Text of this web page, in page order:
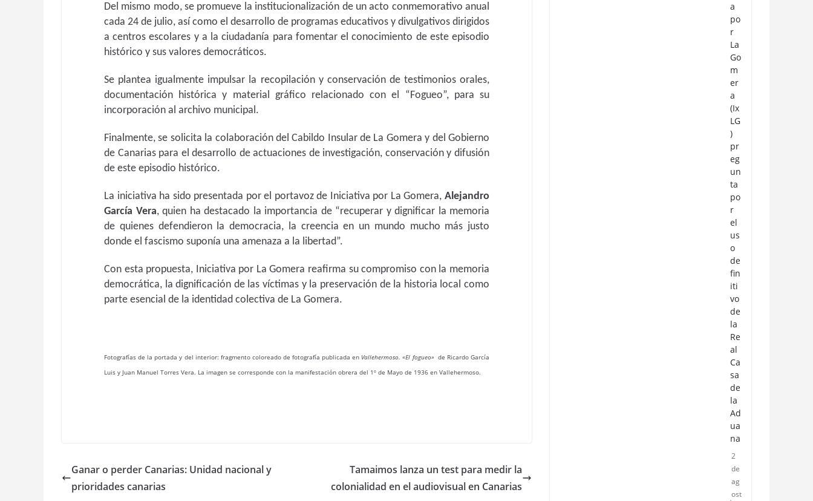
Del mismo modo, se promueve la institucionalización de un acto conmemorativo anual
cada 24 de julio, así como el desarrollo de programas educativos y divulgativos dirigidos
a centros escolares y a la ciudadanía para fomentar el conocimiento de este episodio
histórico y sus valores democráticos.
Se plantea igualmente impulsar la recopilación y conservación de testimonios orales,
documentación histórica y material gráfico relacionado con el “Fogueo”, para su
incorporación al archivo municipal.
Finalmente, se solicita la colaboración del Cabildo Insular de La Gomera y del Gobierno
de Canarias para el desarrollo de actuaciones de investigación, conservación y difusión
de este episodio histórico.
La iniciativa ha sido presentada por el portavoz de Iniciativa por La Gomera, Alejandro
García Vera, quien ha destacado la importancia de “recuperar y dignificar la memoria
de quienes defendieron la democracia, la creencia en un mundo mucho más justo
donde el fascismo suponía una amenaza a la libertad”.
Con esta propuesta, Iniciativa por La Gomera reafirma su compromiso con la memoria
democrática, la dignificación de las víctimas y la preservación de la historia local como
parte esencial de la identidad colectiva de La Gomera.
Fotografías de la portada y del interior: fragmento coloreado de fotografía publicada en Vallehermoso. «El fogueo» de Ricardo García
Luis y Juan Manuel Torres Vera. La imagen se corresponde con la manifestación obrera del 1º de Mayo de 1936 en Vallehermoso.
Ganar o perder Canarias: Unidad nacional y
prioridades canarias
Tamaimos lanza un test para medir la
colonialidad en el audiovisual en Canarias
a
po
r
La
Go
m
er
a
(Ix
LG
)
pr
eg
un
ta
po
r
el
us
o
de
fin
iti
vo
de
la
Re
al
Ca
sa
de
la
Ad
ua
na
2
de
ag
ost